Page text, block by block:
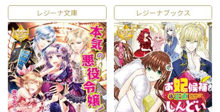
レジーナ文庫 レジーナブックス